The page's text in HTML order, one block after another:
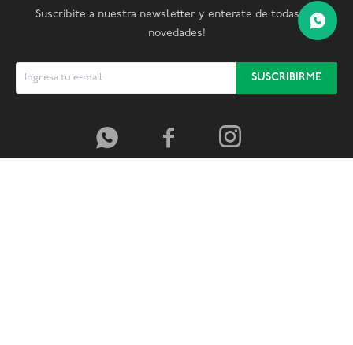
Suscribite a nuestra newsletter y enterate de todas las
novedades!
SUSCRIBIRME
  